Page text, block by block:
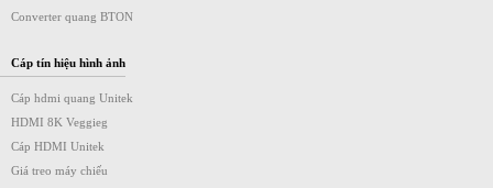
Converter quang BTON
Cáp tín hiệu hình ảnh
Cáp hdmi quang Unitek
HDMI 8K Veggieg
Cáp HDMI Unitek
Giá treo máy chiếu